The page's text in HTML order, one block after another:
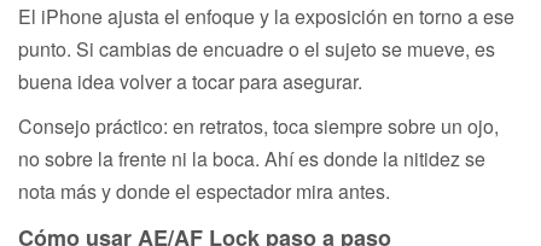
El iPhone ajusta el enfoque y la exposición en torno a ese
punto. Si cambias de encuadre o el sujeto se mueve, es
buena idea volver a tocar para asegurar.
Consejo práctico: en retratos, toca siempre sobre un ojo,
no sobre la frente ni la boca. Ahí es donde la nitidez se
nota más y donde el espectador mira antes.
Cómo usar AE/AF Lock paso a paso